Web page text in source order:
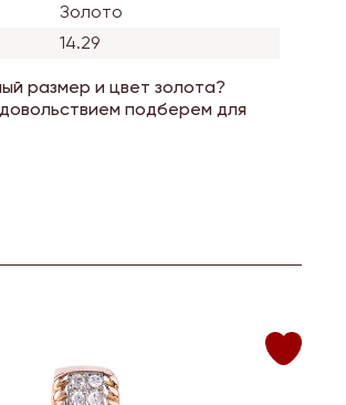
Золото
14.29
размер и цвет золота?
подберем для